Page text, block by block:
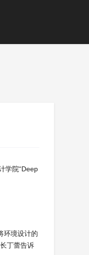
学院“Deep
环境设计的
丁蕾告诉